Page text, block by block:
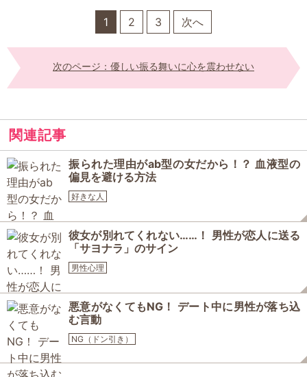
1 2 3 次へ
次のページ：優しい振る舞いに心を震わせない
関連記事
振られた理由がab型の女だから！？ 血液型の
偏見を避ける方法
好きな人
彼女が別れてくれない……！ 男性が恋人に送る
「サヨナラ」のサイン
男性心理
悪意がなくてもNG！ デート中に男性が落ち込
む言動
NG（ドン引き）